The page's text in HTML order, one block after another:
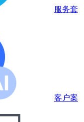
服务套
客户案